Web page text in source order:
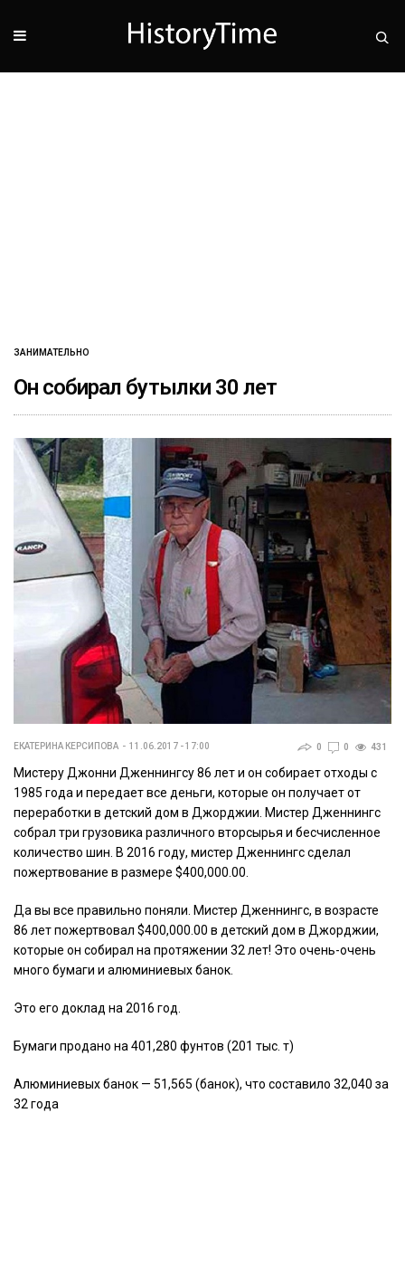
ЗАНИМАТЕЛЬНО
Он собирал бутылки 30 лет
ЕКАТЕРИНА КЕРСИПОВА 11.06.2017 - 17:00 0 0 431
Мистеру Джонни Дженнингсу 86 лет и он собирает отходы с
1985 года и передает все деньги, которые он получает от
переработки в детский дом в Джорджии. Мистер Дженнингс
собрал три грузовика различного вторсырья и бесчисленное
количество шин. В 2016 году, мистер Дженнингс сделал
пожертвование в размере $400,000.00.
Да вы все правильно поняли. Мистер Дженнингс, в возрасте
86 лет пожертвовал $400,000.00 в детский дом в Джорджии,
которые он собирал на протяжении 32 лет! Это очень-очень
много бумаги и алюминиевых банок.
Это его доклад на 2016 год.
Бумаги продано на 401,280 фунтов (201 тыс. т)
Алюминиевых банок — 51,565 (банок), что составило 32,040 за
32 года